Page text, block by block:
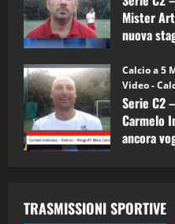
Mister
nuova
Calcio a 5
Video -
Serie C2
Carmelo
ancora
TRASMISSIONI SPORTIVE
5 08/04/
1
(Martedi
08/05/
2 28/04/